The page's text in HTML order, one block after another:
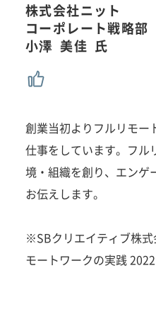
株式会社ニット
コーポレート戦略
小澤 美佳 氏
創業当初よりフルリモー
仕事をしています。フル
境・組織を創り、エンゲ
お伝えします。
※SBクリエイティブ株
モートワークの実践